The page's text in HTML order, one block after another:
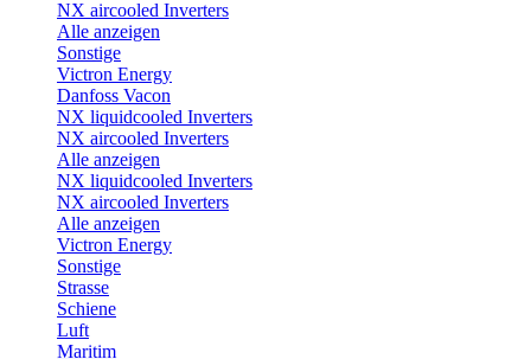
NX aircooled Inverters
Alle anzeigen
Sonstige
Victron Energy
Danfoss Vacon
NX liquidcooled Inverters
NX aircooled Inverters
Alle anzeigen
NX liquidcooled Inverters
NX aircooled Inverters
Alle anzeigen
Victron Energy
Sonstige
Strasse
Schiene
Luft
Maritim